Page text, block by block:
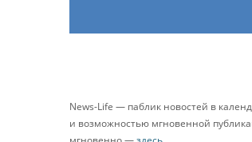
News-Life — паблик новостей в
и возможностью мгновенной